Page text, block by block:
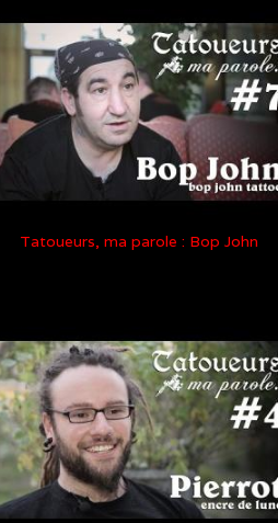
Tatoueurs, ma parole : Bop John